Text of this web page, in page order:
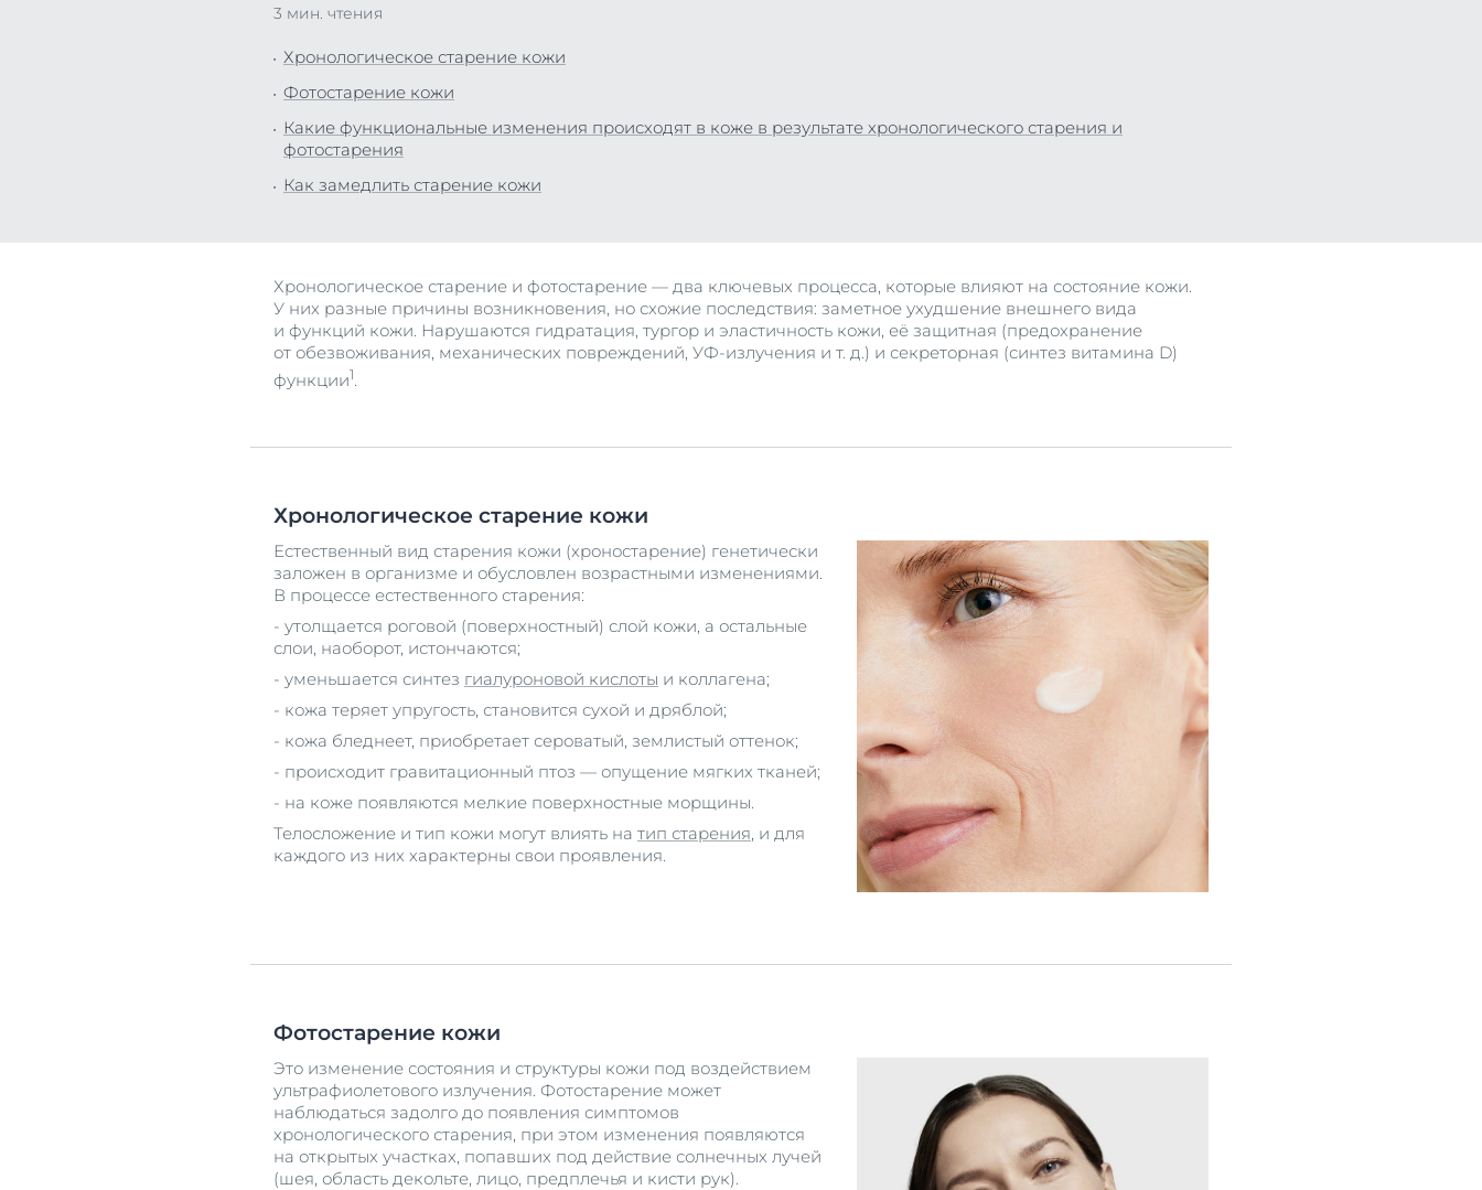
Уход за кожей головы и волосами
Все продукты
3 мин. чтения
Хронологическое старение кожи
Фотостарение кожи
Какие функциональные изменения происходят в коже в результате хронологического старения и
фотостарения
Как замедлить старение кожи
Хронологическое старение и фотостарение — два ключевых процесса, которые влияют на состояние кожи.
У них разные причины возникновения, но схожие последствия: заметное ухудшение внешнего вида
и функций кожи. Нарушаются гидратация, тургор и эластичность кожи, её защитная (предохранение
от обезвоживания, механических повреждений, УФ-излучения и т. д.) и секреторная (синтез витамина D)
функции1
Хронологическое старение кожи
Естественный вид старения кожи (хроностарение) генетически
заложен в организме и обусловлен возрастными изменениями.
В процессе естественного старения:
- утолщается роговой (поверхностный) слой кожи, а остальные
слои, наоборот, истончаются;
- уменьшается синтез гиалуроновой кислоты и коллагена;
- кожа теряет упругость, становится сухой и дряблой;
- кожа бледнеет, приобретает сероватый, землистый оттенок;
- происходит гравитационный птоз — опущение мягких тканей;
- на коже появляются мелкие поверхностные морщины.
Телосложение и тип кожи могут влиять на тип старения , и для
каждого из них характерны свои проявления.
Фотостарение кожи
Это изменение состояния и структуры кожи под воздействием
ультрафиолетового излучения. Фотостарение может
наблюдаться задолго до появления симптомов
хронологического старения, при этом изменения появляются
на открытых участках, попавших под действие солнечных лучей
(шея, область декольте, лицо, предплечья и кисти рук).